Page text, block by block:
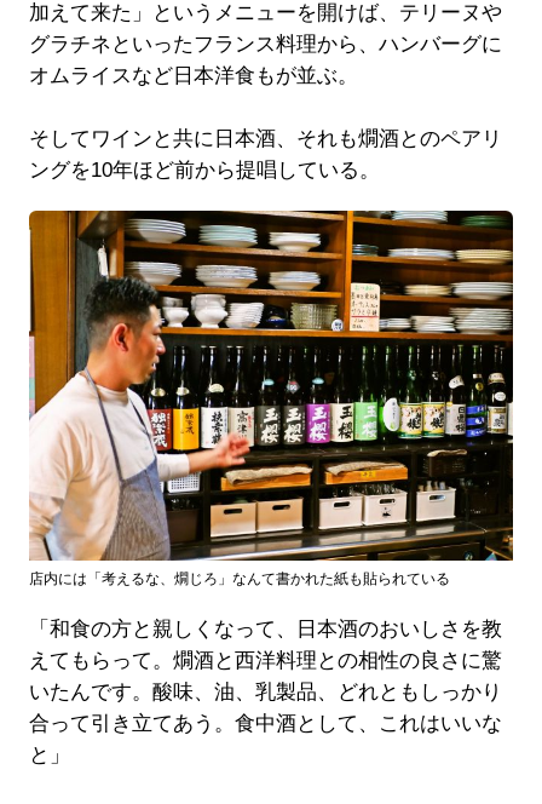
加えて来た」というメニューを開けば、テリーヌや
グラチネといったフランス料理から、ハンバーグに
オムライスなど日本洋食もが並ぶ。
そしてワインと共に日本酒、それも燗酒とのペアリ
ングを10年ほど前から提唱している。
店内には「考えるな、燗じろ」なんて書かれた紙も貼られている
「和食の方と親しくなって、日本酒のおいしさを教
えてもらって。燗酒と西洋料理との相性の良さに驚
いたんです。酸味、油、乳製品、どれともしっかり
合って引き立てあう。食中酒として、これはいいな
と」